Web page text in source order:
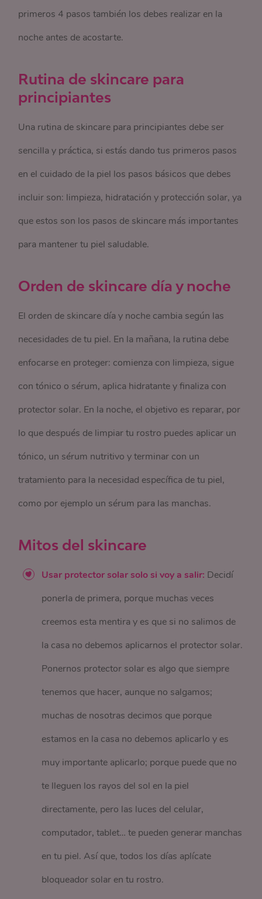
primeros 4 pasos también los debes realizar en la
noche antes de acostarte.
Rutina de skincare para
principiantes
Una rutina de skincare para principiantes debe ser
sencilla y práctica, si estás dando tus primeros pasos
en el cuidado de la piel los pasos básicos que debes
incluir son: limpieza, hidratación y protección solar, ya
que estos son los pasos de skincare más importantes
para mantener tu piel saludable.
Orden de skincare día y noche
El orden de skincare día y noche cambia según las
necesidades de tu piel. En la mañana, la rutina debe
enfocarse en proteger: comienza con limpieza, sigue
con tónico o sérum, aplica hidratante y finaliza con
protector solar. En la noche, el objetivo es reparar, por
lo que después de limpiar tu rostro puedes aplicar un
tónico, un sérum nutritivo y terminar con un
tratamiento para la necesidad específica de tu piel,
como por ejemplo un sérum para las manchas.
Mitos del skincare
Usar protector solar solo si voy a salir: Decidí
ponerla de primera, porque muchas veces
creemos esta mentira y es que si no salimos de
la casa no debemos aplicarnos el protector solar.
Ponernos protector solar es algo que siempre
tenemos que hacer, aunque no salgamos;
muchas de nosotras decimos que porque
estamos en la casa no debemos aplicarlo y es
muy importante aplicarlo; porque puede que no
te lleguen los rayos del sol en la piel
directamente, pero las luces del celular,
computador, tablet… te pueden generar manchas
en tu piel. Así que, todos los días aplícate
bloqueador solar en tu rostro.